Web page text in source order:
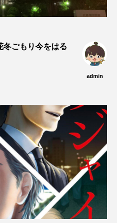
冬ごもり今をはる
admin